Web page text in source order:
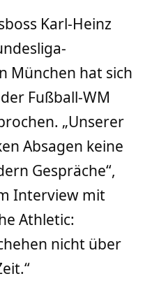
Karl-Heinz
München hat sich
Fußball-WM
„Unserer
Absagen keine
Gespräche“,
Interview mit
Athletic:
nicht über